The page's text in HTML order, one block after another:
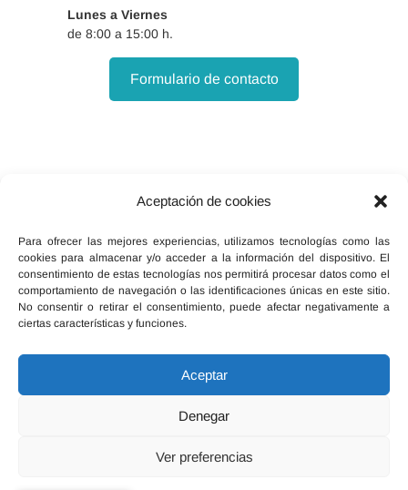
Aceptación de cookies
Para ofrecer las mejores experiencias, utilizamos tecnologías como las
cookies para almacenar y/o acceder a la información del dispositivo. El
consentimiento de estas tecnologías nos permitirá procesar datos como el
comportamiento de navegación o las identificaciones únicas en este sitio.
No consentir o retirar el consentimiento, puede afectar negativamente a
ciertas características y funciones.
Aceptar
Denegar
Ver preferencias
Lunes a Viernes
de 8:00 a 15:00 h.
Formulario de contacto
Facebook Instagram
Legal, términos y condiciones
Declaración de privacidadRed Ebersalud